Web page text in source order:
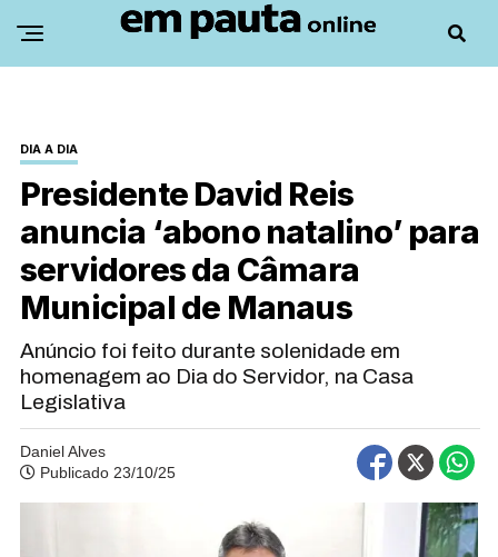
DIA A DIA
Presidente David Reis
anuncia ‘abono natalino’ para
servidores da Câmara
Municipal de Manaus
Anúncio foi feito durante solenidade em
homenagem ao Dia do Servidor, na Casa
Legislativa
Daniel Alves
Publicado 23/10/25